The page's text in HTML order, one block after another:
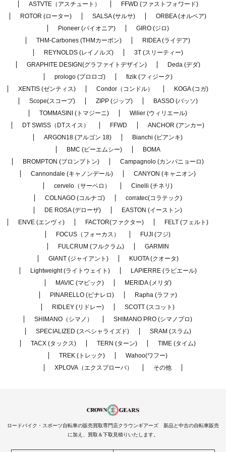
ASTVTE（アスチュート）
FFWD (ファストフォワード)
ROTOR (ローター)
SALSA (サルサ)
ORBEA (オルベア)
Pioneer (パイオニア)
GIRO (ジロ)
THM-Carbones (THMカーボン)
RIDEA (ライデア)
REYNOLDS (レイノルズ)
3T (スリーティー)
GRAPHITE DESIGN(グラファイトデザイン)
Deda (デダ)
prologo (プロロゴ)
fizik (フィジーク)
XENTIS (ゼンティス)
Condor（コンドル）
KOGA (コガ)
Scope(スコープ)
ZIPP (ジップ)
BASSO (バッソ)
TOMMASINI (トマジーニ)
Wilier (ウィリエール)
DT SWISS（DTスイス）
FFWD
ANCHOR (アンカー)
ARGON18 (アルゴン 18)
Bianchi (ビアンキ)
BMC (ビーエムシー)
BOMA
BROMPTON (ブロンプトン)
Campagnolo (カンパニョーロ)
Cannondale (キャノンデール)
CANYON (キャニオン)
cervelo（サーベロ）
Cinelli (チネリ)
COLNAGO (コルナゴ)
corratec(コラテック)
DE ROSA (デローザ)
EASTON (イーストン)
ENVE (エンヴィ)
FACTOR(ファクター)
FELT (フェルト)
FOCUS（フォーカス）
FUJI (フジ)
FULCRUM (フルクラム)
GARMIN
GIANT (ジャイアント)
KUOTA (クオータ)
Lightweight (ライトウェイト)
LAPIERRE (ラピエール)
MAVIC (マビック)
MERIDA (メリダ)
PINARELLO (ピナレロ)
Rapha (ラファ)
RIDLEY (リドレー)
SCOTT (スコット)
SHIMANO（シマノ）
SHIMANO PRO (シマノプロ)
SPECIALIZED (スペシャライズド)
SRAM (スラム)
TACX (タックス)
TERN (ターン)
TIME (タイム)
TREK (トレック)
Wahoo(ワフー)
XPLOVA（エクスプローバ）
その他
ロードバイク・スポーツ自転車の販売買取専門店クラウンギアーズ 新品と中古の自転車販売
に加え、買取＆下取見積りいたします。